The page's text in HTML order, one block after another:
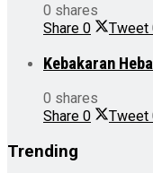
0 shares
Share 0 Tweet
Kebakaran
0 shares
Share 0 Tweet
Trending